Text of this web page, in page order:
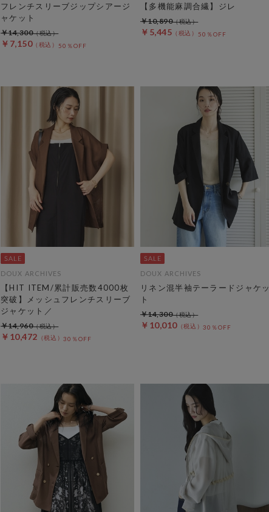
フレンチスリーブジップシアージ
ャケット
￥7,150 50％OFF
￥14,300
【多機能麻調合繊】ジレ
￥5,445 50％OFF
￥10,890
DOUX ARCHIVES
【HIT ITEM/累計販売数4000枚
突破】メッシュフレンチスリーブ
ジャケット／
￥10,472 30％OFF
￥14,960
DOUX ARCHIVES
リネン混半袖テーラードジャケッ
ト
￥10,010 30％OFF
￥14,300